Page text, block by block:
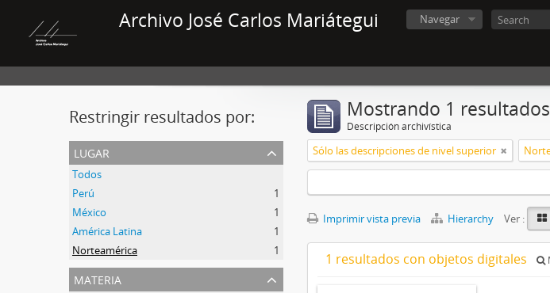
Archivo José Carlos Mariátegui Navegar
Restringir resultados por:
lugar
Todos
Perú
1
México
1
América Latina
1
Norteamérica
1
materia
Mostrando 1 resultados
Descripción archivística
Sólo las descripciones de nivel superior
Imprimir vista previa Hierarchy Ver :
1 resultados con objetos digitales